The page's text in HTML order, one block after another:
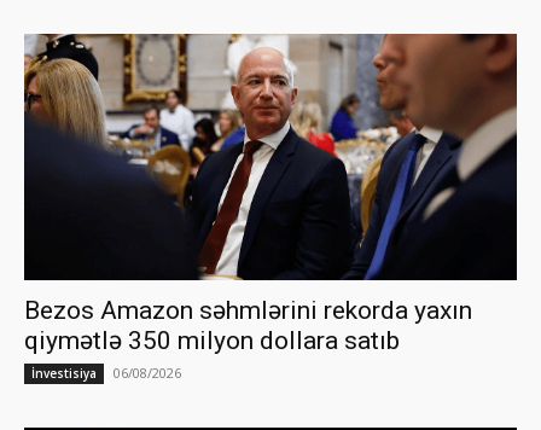
Bezos Amazon səhmlərini rekorda yaxın
qiymətlə 350 milyon dollara satıb
İnvestisiya 06/08/2026